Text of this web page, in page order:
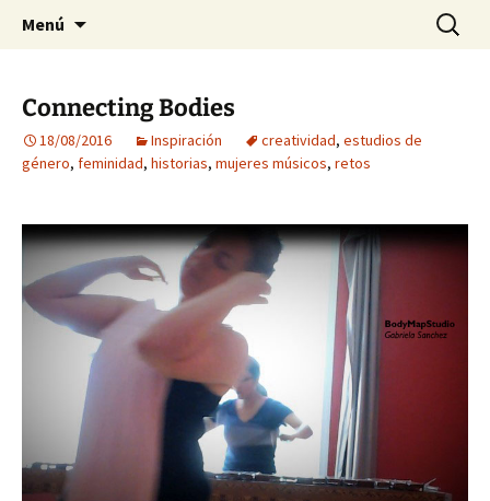
Body Map Studio
Preventing injuries in musicians.
Menú Buscar:
Connecting Bodies
18/08/2016 Inspiración creatividad, estudios de
género, feminidad, historias, mujeres músicos, retos